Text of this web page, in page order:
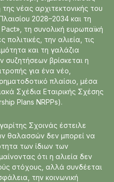
νέας αρχιτεκτονικής του
2028–2034 και τη
τη συνολική ευρωπαϊκή
πολιτικές, την αλιεία, τις
και τη γαλάζια
συζητήσεων βρίσκεται η
για ένα νέο,
πλαίσιο, μέσα
Σχέδια Εταιρικής Σχέσης
Plans NRPPs).
Σχοινάς έστειλε
θαλασσών δεν μπορεί να
των ίδιων των
ότι η αλιεία δεν
στόχους, αλλά συνδέεται
την κοινωνική